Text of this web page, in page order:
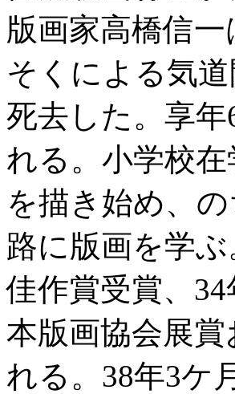
版画家高橋信
そくによる気
死去した。享年
れる。小学校
を描き始め、
路に版画を学
佳作賞受賞、
本版画協会展
れる。38年3ケ